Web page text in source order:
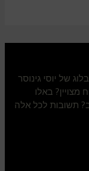
של יוסי גינוסר
מצויין? באלו
תשובות לכל אלה